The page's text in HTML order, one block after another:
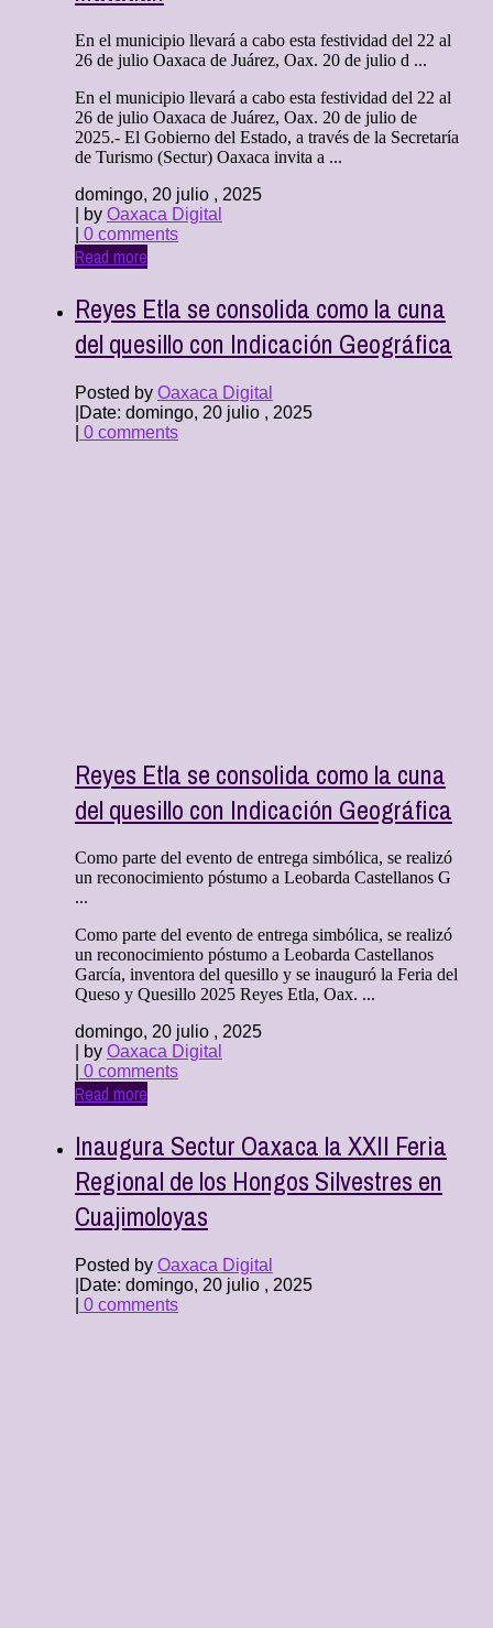
En el municipio llevará a cabo esta festividad del 22 al
26 de julio Oaxaca de Juárez, Oax. 20 de julio d ...
En el municipio llevará a cabo esta festividad del 22 al
26 de julio Oaxaca de Juárez, Oax. 20 de julio de
2025.- El Gobierno del Estado, a través de la Secretaría
de Turismo (Sectur) Oaxaca invita a ...
domingo, 20 julio , 2025
| by Oaxaca Digital
0 comments
Read more
Reyes Etla se consolida como la cuna
del quesillo con Indicación Geográfica
Posted by Oaxaca Digital
Date: domingo, 20 julio , 2025
0 comments
Reyes Etla se consolida como la cuna
del quesillo con Indicación Geográfica
Como parte del evento de entrega simbólica, se realizó
un reconocimiento póstumo a Leobarda Castellanos G
...
Como parte del evento de entrega simbólica, se realizó
un reconocimiento póstumo a Leobarda Castellanos
García, inventora del quesillo y se inauguró la Feria del
Queso y Quesillo 2025 Reyes Etla, Oax. ...
domingo, 20 julio , 2025
| by Oaxaca Digital
0 comments
Read more
Inaugura Sectur Oaxaca la XXII Feria
Regional de los Hongos Silvestres en
Cuajimoloyas
Posted by Oaxaca Digital
Date: domingo, 20 julio , 2025
0 comments